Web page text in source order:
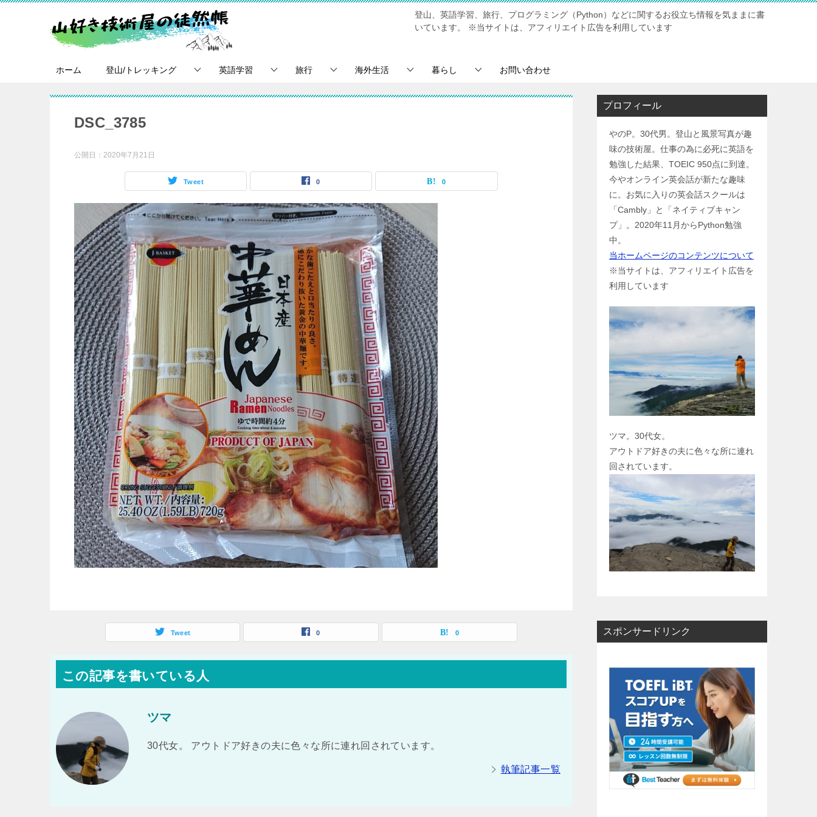
登山、英語学習、旅行、プログラミング（Python）などに関するお役立ち情報を気ままに書
いています。
※当サイトは、アフィリエイト広告を利用しています
ホーム 登山/トレッキング 英語学習 旅行 海外生活 暮らし お問い合わせ
DSC_3785
公開日： 2020年7月21日
Tweet 0 0
Tweet 0 0
この記事を書いている人
ツマ
30代女。 アウトドア好きの夫に色々な所に連れ回されています。
執筆記事一覧
プロフィール
やのP。30代男。登山と風景写真が趣
味の技術屋。仕事の為に必死に英語を
勉強した結果、TOEIC 950点に到達。
今やオンライン英会話が新たな趣味
に。お気に入りの英会話スクールは
「Cambly」と「ネイティブキャン
プ」。2020年11月からPython勉強
中。
当ホームページのコンテンツについて
※当サイトは、アフィリエイト広告を
利用しています
ツマ。30代女。
アウトドア好きの夫に色々な所に連れ
回されています。
スポンサードリンク